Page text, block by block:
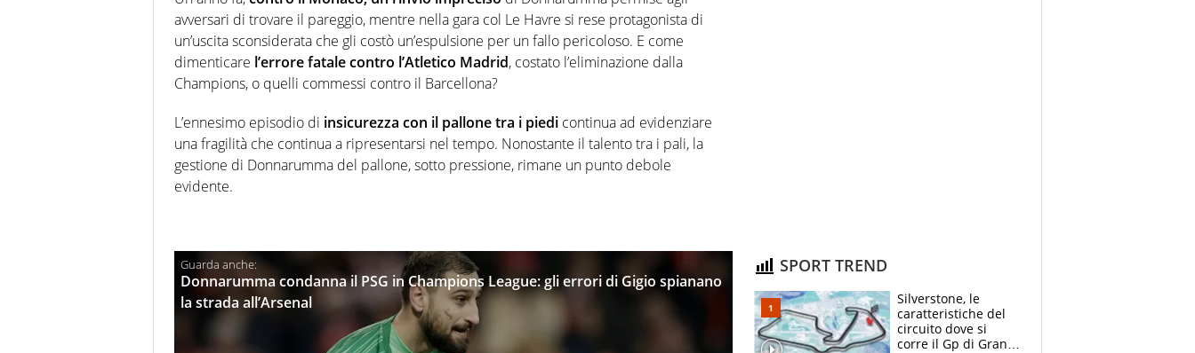
avversari di trovare il pareggio, mentre nella gara col Le Havre si rese protagonista di
un’uscita sconsiderata che gli costò un’espulsione per un fallo pericoloso. E come
dimenticare l’errore fatale contro l’Atletico Madrid, costato l’eliminazione dalla
Champions, o quelli commessi contro il Barcellona?
L’ennesimo episodio di insicurezza con il pallone tra i piedi continua ad evidenziare
una fragilità che continua a ripresentarsi nel tempo. Nonostante il talento tra i pali, la
gestione di Donnarumma del pallone, sotto pressione, rimane un punto debole
evidente.
Donnarumma condanna il PSG in Champions League: gli errori di Gigio spianano
la strada all’Arsenal
SPORT TREND
Silverstone, le
caratteristiche del
circuito dove si
corre il Gp di Gran